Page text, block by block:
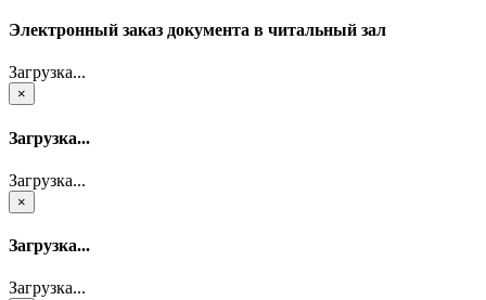
Электронный заказ документа в читальный зал
Загрузка...
×
Загрузка...
Загрузка...
×
Загрузка...
Загрузка...